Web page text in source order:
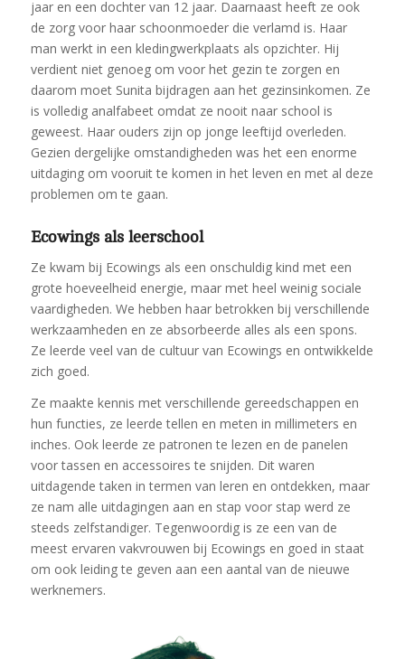
jaar en een dochter van 12 jaar. Daarnaast heeft ze ook
de zorg voor haar schoonmoeder die verlamd is. Haar
man werkt in een kledingwerkplaats als opzichter. Hij
verdient niet genoeg om voor het gezin te zorgen en
daarom moet Sunita bijdragen aan het gezinsinkomen. Ze
is volledig analfabeet omdat ze nooit naar school is
geweest. Haar ouders zijn op jonge leeftijd overleden.
Gezien dergelijke omstandigheden was het een enorme
uitdaging om vooruit te komen in het leven en met al deze
problemen om te gaan.
Ecowings als leerschool
Ze kwam bij Ecowings als een onschuldig kind met een
grote hoeveelheid energie, maar met heel weinig sociale
vaardigheden. We hebben haar betrokken bij verschillende
werkzaamheden en ze absorbeerde alles als een spons.
Ze leerde veel van de cultuur van Ecowings en ontwikkelde
zich goed.
Ze maakte kennis met verschillende gereedschappen en
hun functies, ze leerde tellen en meten in millimeters en
inches. Ook leerde ze patronen te lezen en de panelen
voor tassen en accessoires te snijden. Dit waren
uitdagende taken in termen van leren en ontdekken, maar
ze nam alle uitdagingen aan en stap voor stap werd ze
steeds zelfstandiger. Tegenwoordig is ze een van de
meest ervaren vakvrouwen bij Ecowings en goed in staat
om ook leiding te geven aan een aantal van de nieuwe
werknemers.